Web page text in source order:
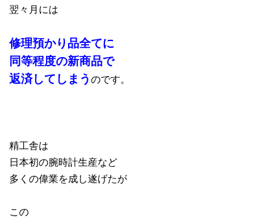
翌々月には
修理預かり品全てに
同等程度の新商品で
返済してしまうのです。
精工舎は
日本初の腕時計生産など
多くの偉業を成し遂げたが
この